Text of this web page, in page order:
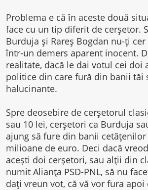
Problema e că în aceste două
face cu un tip diferit de cerșetor.
Burduja și Rareș Bogdan nu-ți
într-un demers aparent inocent.
realitate, dacă le dai votul cei doi
politice din care fură din banii tăi
halucinante.
Spre deosebire de cerșetorul
sau 10 lei, cerșetori ca Burduja
ajung să fure din banii cetățenilor
milioane de euro. Deci dacă
acești doi cerșetori, sau alții din
numit Alianța PSD-PNL, să nu
dați vreun vot, că vă vor fura